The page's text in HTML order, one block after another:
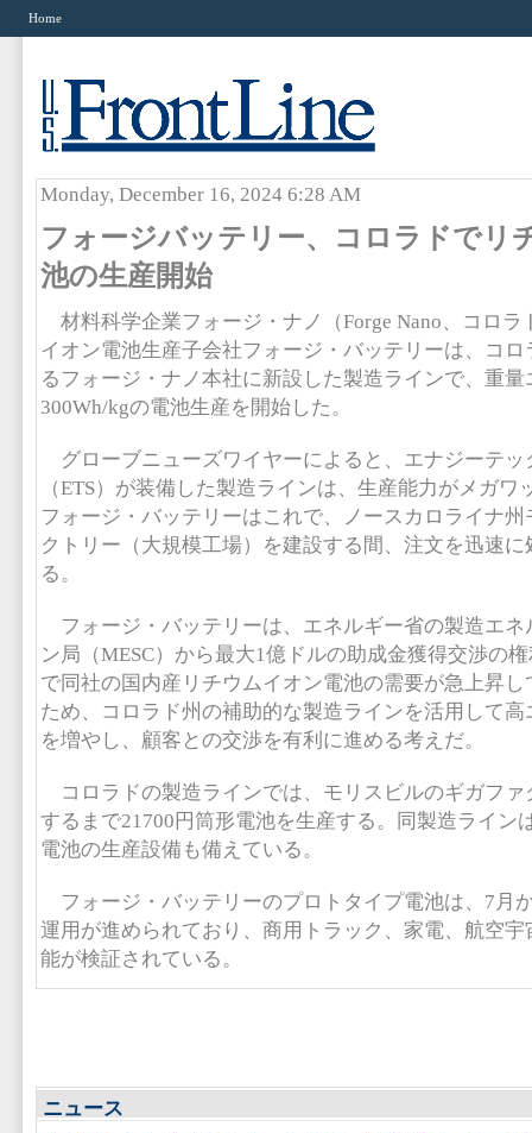
Home
Monday, December 16, 2024 6:28 AM
フォージバッテリー、コロラドでリ
池の生産開始
材料科学企業フォージ・ナノ（Forge Nano、コロラ
イオン電池生産子会社フォージ・バッテリーは、コ
るフォージ・ナノ本社に新設した製造ラインで、重
300Wh/kgの電池生産を開始した。
グローブニューズワイヤーによると、エナジーテッ
（ETS）が装備した製造ラインは、生産能力がメガ
フォージ・バッテリーはこれで、ノースカロライナ
クトリー（大規模工場）を建設する間、注文を迅速
る。
フォージ・バッテリーは、エネルギー省の製造エネ
ン局（MESC）から最大1億ドルの助成金獲得交渉の
で同社の国内産リチウムイオン電池の需要が急上昇
ため、コロラド州の補助的な製造ラインを活用して
を増やし、顧客との交渉を有利に進める考えだ。
コロラドの製造ラインでは、モリスビルのギガファ
するまで21700円筒形電池を生産する。同製造ライン
電池の生産設備も備えている。
フォージ・バッテリーのプロトタイプ電池は、7月
運用が進められており、商用トラック、家電、航空
能が検証されている。
ニュース